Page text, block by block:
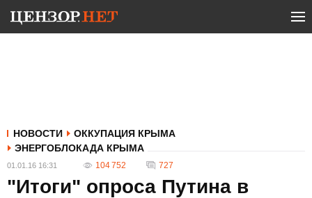
НОВОСТИ
ОККУПАЦИЯ КРЫМА
ЭНЕРГОБЛОКАДА КРЫМА
01.01.16 16:31 104 752 727
"Итоги" опроса Путина в